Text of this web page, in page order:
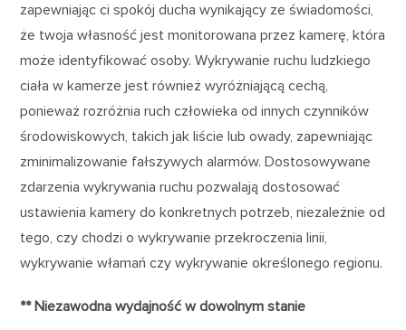
zapewniając ci spokój ducha wynikający ze świadomości,
że twoja własność jest monitorowana przez kamerę, która
może identyfikować osoby. Wykrywanie ruchu ludzkiego
ciała w kamerze jest również wyróżniającą cechą,
ponieważ rozróżnia ruch człowieka od innych czynników
środowiskowych, takich jak liście lub owady, zapewniając
zminimalizowanie fałszywych alarmów. Dostosowywane
zdarzenia wykrywania ruchu pozwalają dostosować
ustawienia kamery do konkretnych potrzeb, niezależnie od
tego, czy chodzi o wykrywanie przekroczenia linii,
wykrywanie włamań czy wykrywanie określonego regionu.
** Niezawodna wydajność w dowolnym stanie